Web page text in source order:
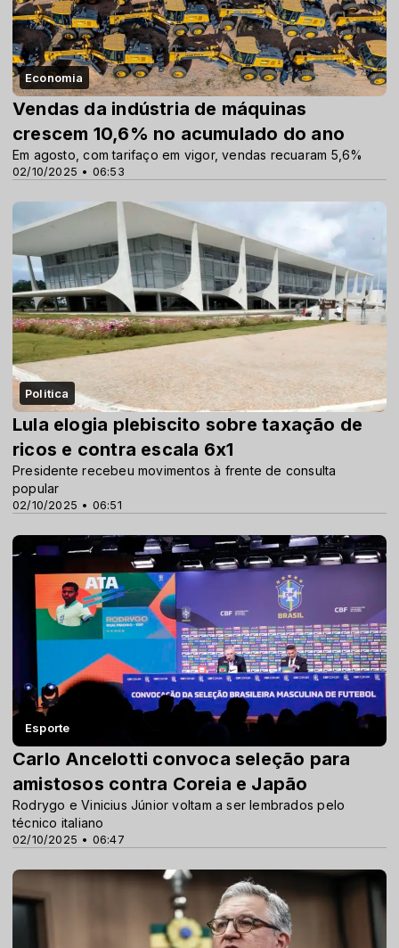
Economia
02/10/2025 • 06:53
Vendas da indústria de máquinas
crescem 10,6% no acumulado do ano
Em agosto, com tarifaço em vigor, vendas recuaram 5,6%
Politica
02/10/2025 • 06:51
Lula elogia plebiscito sobre taxação de
ricos e contra escala 6x1
Presidente recebeu movimentos à frente de consulta
popular
Esporte
02/10/2025 • 06:47
Carlo Ancelotti convoca seleção para
amistosos contra Coreia e Japão
Rodrygo e Vinicius Júnior voltam a ser lembrados pelo
técnico italiano